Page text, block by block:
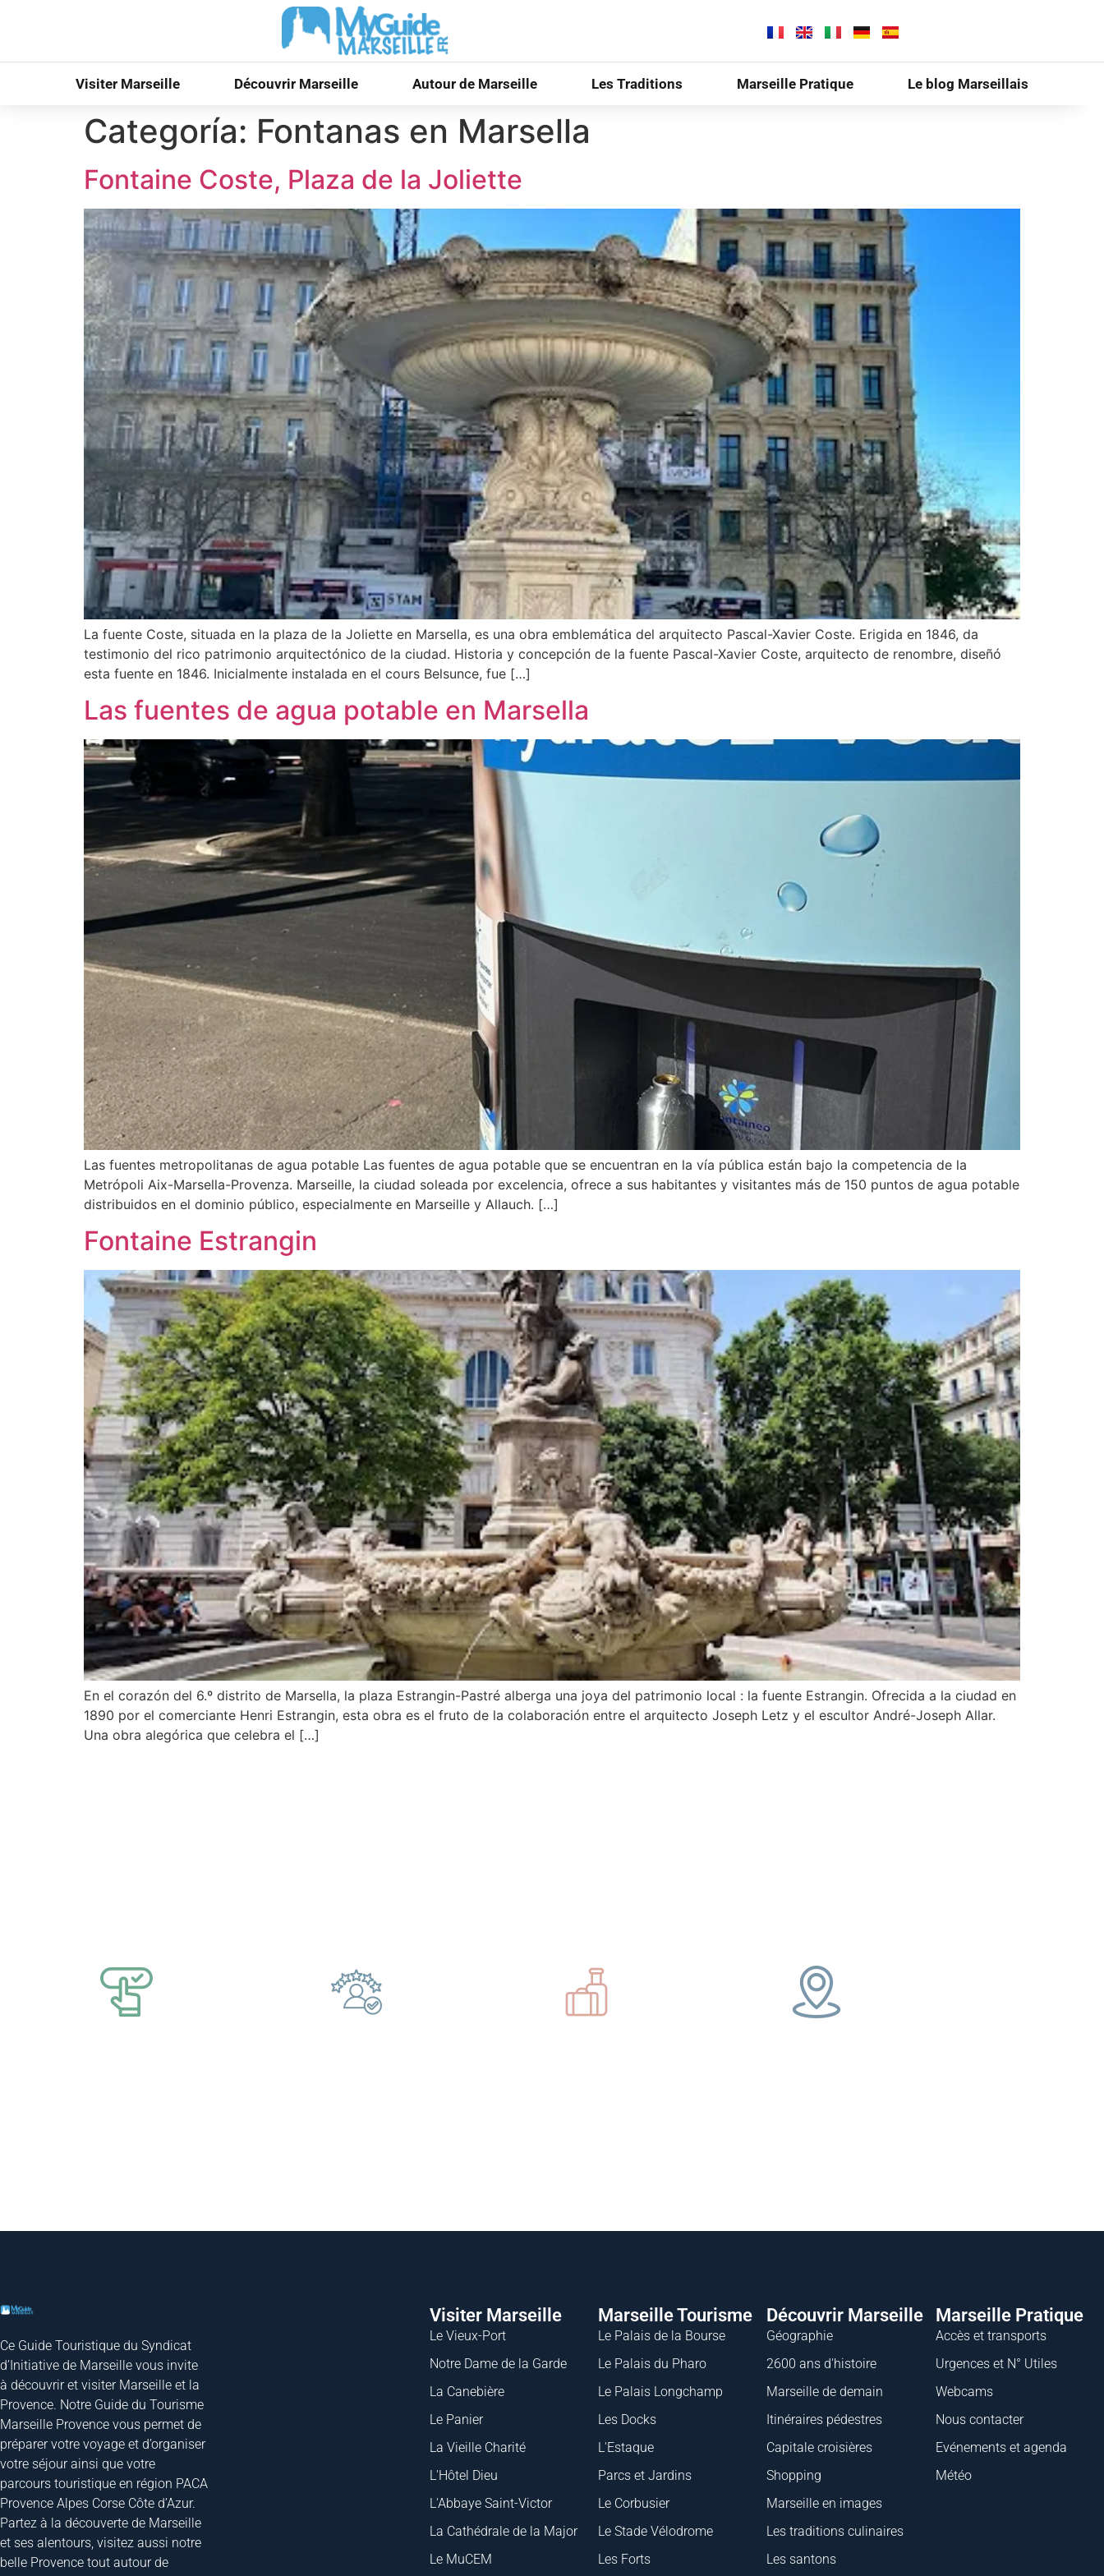
Visiter Marseille Découvrir Marseille Autour de Marseille Les Traditions Marseille Pratique Le blog Marseillais
Categoría: Fontanas en Marsella
Fontaine Coste, Plaza de la Joliette
La fuente Coste, situada en la plaza de la Joliette en Marsella, es una obra emblemática del arquitecto Pascal-Xavier Coste. Erigida en 1846, da
testimonio del rico patrimonio arquitectónico de la ciudad. Historia y concepción de la fuente Pascal-Xavier Coste, arquitecto de renombre, diseñó
esta fuente en 1846. Inicialmente instalada en el cours Belsunce, fue […]
Las fuentes de agua potable en Marsella
Las fuentes metropolitanas de agua potable Las fuentes de agua potable que se encuentran en la vía pública están bajo la competencia de la
Metrópoli Aix-Marsella-Provenza. Marseille, la ciudad soleada por excelencia, ofrece a sus habitantes y visitantes más de 150 puntos de agua potable
distribuidos en el dominio público, especialmente en Marseille y Allauch. […]
Fontaine Estrangin
En el corazón del 6.º distrito de Marsella, la plaza Estrangin-Pastré alberga una joya del patrimonio local : la fuente Estrangin. Ofrecida a la ciudad en
1890 por el comerciante Henri Estrangin, esta obra es el fruto de la colaboración entre el arquitecto Joseph Letz y el escultor André-Joseph Allar.
Una obra alegórica que celebra el […]
Ce Guide Touristique du Syndicat
d’Initiative de Marseille vous invite
à découvrir et visiter Marseille et la
Provence. Notre Guide du Tourisme
Marseille Provence vous permet de
préparer votre voyage et d’organiser
votre séjour ainsi que votre
parcours touristique en région PACA
Provence Alpes Corse Côte d’Azur.
Partez à la découverte de Marseille
et ses alentours, visitez aussi notre
belle Provence tout autour de
Visiter Marseille
Le Vieux-Port
Notre Dame de la Garde
La Canebière
Le Panier
La Vieille Charité
L'Hôtel Dieu
L'Abbaye Saint-Victor
La Cathédrale de la Major
Le MuCEM
Marseille Tourisme
Le Palais de la Bourse
Le Palais du Pharo
Le Palais Longchamp
Les Docks
L'Estaque
Parcs et Jardins
Le Corbusier
Le Stade Vélodrome
Les Forts
Découvrir Marseille
Géographie
2600 ans d'histoire
Marseille de demain
Itinéraires pédestres
Capitale croisières
Shopping
Marseille en images
Les traditions culinaires
Les santons
Marseille Pratique
Accès et transports
Urgences et N° Utiles
Webcams
Nous contacter
Evénements et agenda
Météo